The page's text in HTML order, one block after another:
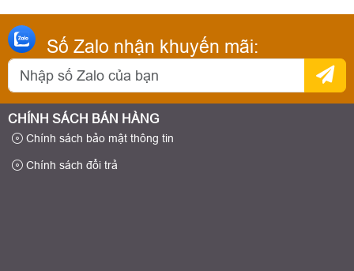
Số Zalo nhận khuyến mãi:
CHÍNH SÁCH BÁN HÀNG
Chính sách bảo mật thông tin
Chính sách đổi trả